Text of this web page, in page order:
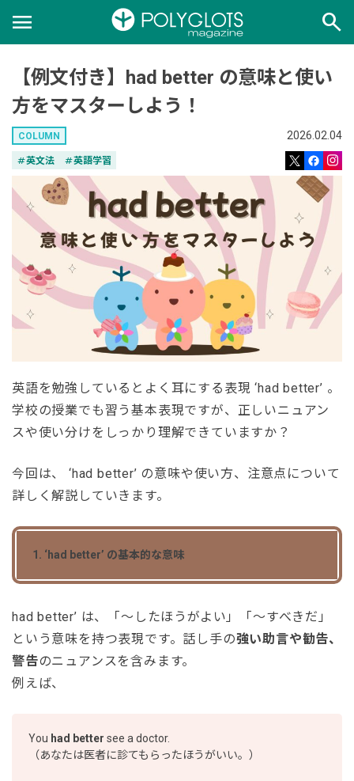
menu search
【例文付き】had better の意味と使い
方をマスターしよう！
COLUMN 2026.02.04
tag英文法 tag英語学習
英語を勉強しているとよく耳にする表現 ‘had better’ 。
学校の授業でも習う基本表現ですが、正しいニュアン
スや使い分けをしっかり理解できていますか？
今回は、 ‘had better’ の意味や使い方、注意点について
詳しく解説していきます。
1. ‘had better’ の基本的な意味
had better’ は、「～したほうがよい」「～すべきだ」
という意味を持つ表現です。話し手の強い助言や勧告、
警告のニュアンスを含みます。
例えば、
You had better see a doctor.
（あなたは医者に診てもらったほうがいい。）